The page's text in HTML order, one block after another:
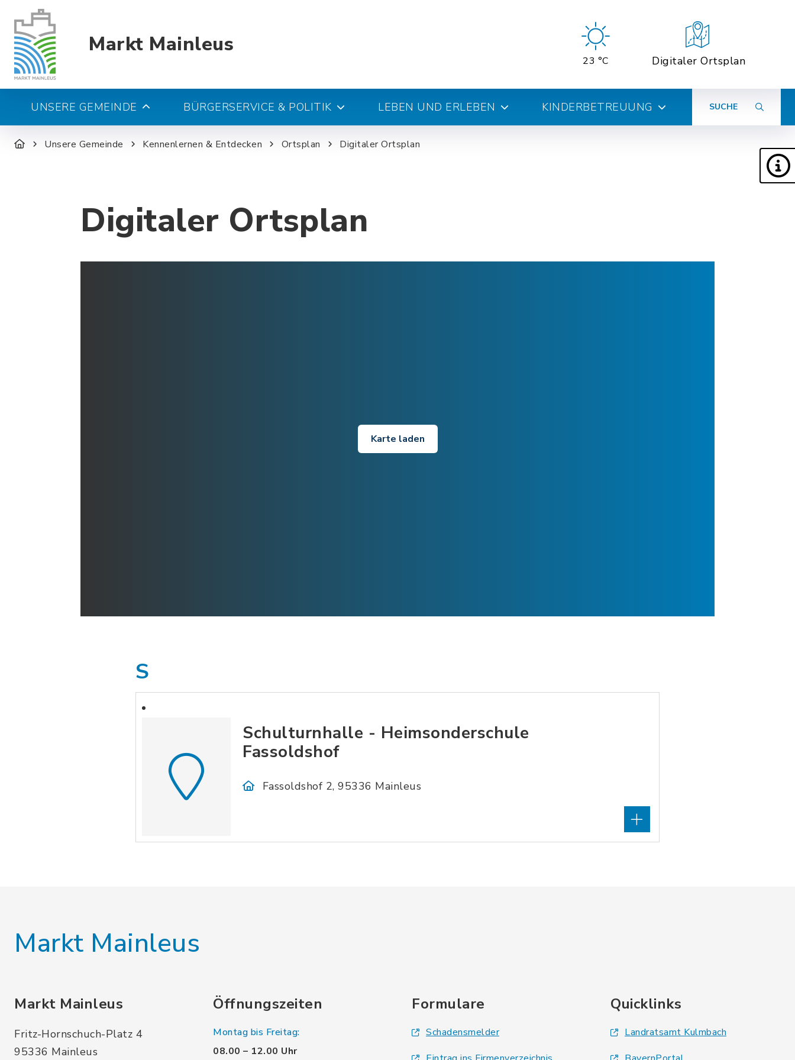
Markt Mainleus
23 °C Digitaler Ortsplan
UNSERE GEMEINDE BÜRGERSERVICE & POLITIK LEBEN UND ERLEBEN KINDERBETREUUNG SUCHE
Unsere Gemeinde Kennenlernen & Entdecken Ortsplan Digitaler Ortsplan
Digitaler Ortsplan
Karte laden
S
Schulturnhalle - Heimsonderschule
Fassoldshof
Fassoldshof 2, 95336 Mainleus
Markt Mainleus
Markt Mainleus
Fritz-Hornschuch-Platz 4
95336 Mainleus
Öffnungszeiten
Montag bis Freitag:
08.00 – 12.00 Uhr
Formulare
Schadensmelder
Quicklinks
Landratsamt Kulmbach